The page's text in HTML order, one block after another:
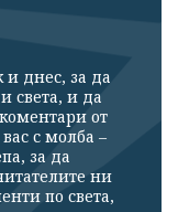
и днес, за да
света, и да
от
с молба –
за да
ни
по света,